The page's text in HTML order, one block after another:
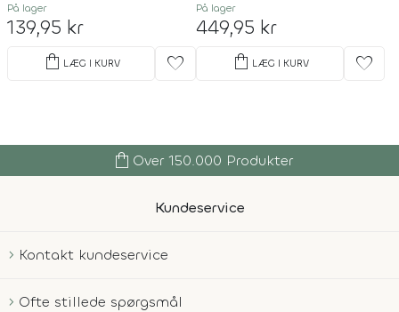
På lager
139,95 kr
shopping_bag LÆG I KURV favorite
På lager
449,95 kr
shopping_bag LÆG I KURV favorite
shopping_bag Over 150.000 Produkter
Kundeservice
Kontakt kundeservice
Ofte stillede spørgsmål